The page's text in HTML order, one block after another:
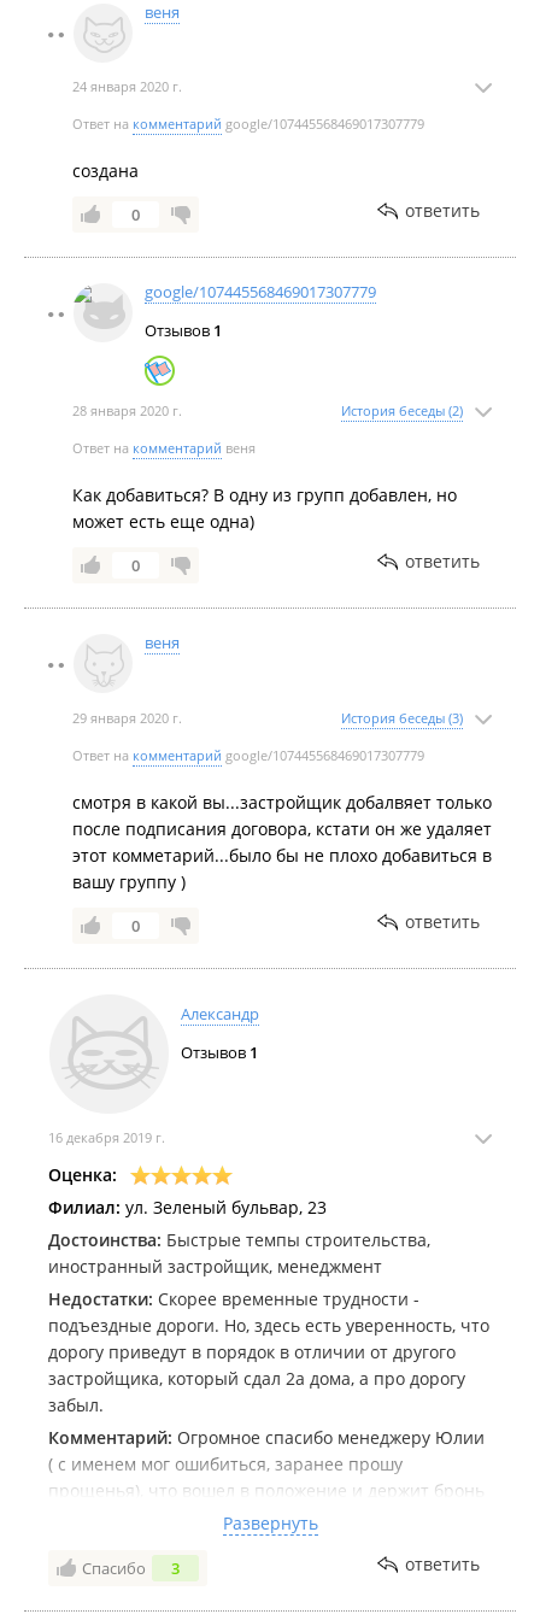
2024 год
три часа утром и вечером до 5 ноября.
Во Владивостоке больше чем на месяц закроют основной
выезд из двух крупных жилых комплексов.
Между двумя ЖК на Зелёном бульваре во Владивостоке
начали строить компромиссную примирительную дорогу.
веня
24 января 2020 г.
Ответ на комментарий google/107445568469017307779
создана
0 ответить
google/107445568469017307779
Отзывов 1
28 января 2020 г. История беседы (2)
Ответ на комментарий веня
Как добавиться? В одну из групп добавлен, но
может есть еще одна)
0 ответить
веня
29 января 2020 г. История беседы (3)
Ответ на комментарий google/107445568469017307779
смотря в какой вы...застройщик добалвяет только
после подписания договора, кстати он же удаляет
этот комметарий...было бы не плохо добавиться в
вашу группу )
0 ответить
Александр
Отзывов 1
16 декабря 2019 г.
Оценка:
Филиал: ул. Зеленый бульвар, 23
Достоинства: Быстрые темпы строительства,
иностранный застройщик, менеджмент
Недостатки: Скорее временные трудности -
подъездные дороги. Но, здесь есть уверенность, что
дорогу приведут в порядок в отличии от другого
застройщика, который сдал 2а дома, а про дорогу
забыл.
Комментарий: Огромное спасибо менеджеру Юлии
( с именем мог ошибиться, заранее прошу
прощенья), что вошел в положение и держит бронь
на квартиру. Ранее была одобрена ипотека, но
потом женился и теперь банк просит, чтобы жена
пришла в банк. А проблема заключается в том, что
Развернуть
Спасибо 3 ответить